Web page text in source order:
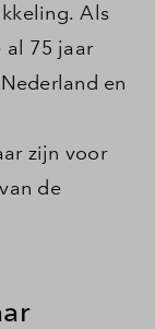
Als
al 75 jaar
en
zijn voor
de